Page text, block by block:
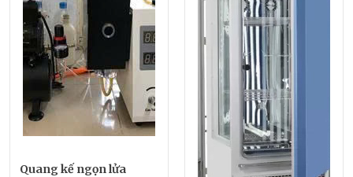
Quang kế ngọn lửa